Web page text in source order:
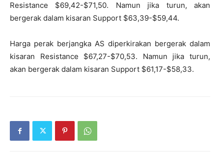
Resistance $69,42-$71,50. Namun jika turun, akan
bergerak dalam kisaran Support $63,39-$59,44.
Harga perak berjangka AS diperkirakan bergerak dalam
kisaran Resistance $67,27-$70,53. Namun jika turun,
akan bergerak dalam kisaran Support $61,17-$58,33.